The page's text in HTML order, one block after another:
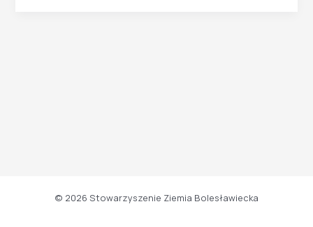
© 2026 Stowarzyszenie Ziemia Bolesławiecka